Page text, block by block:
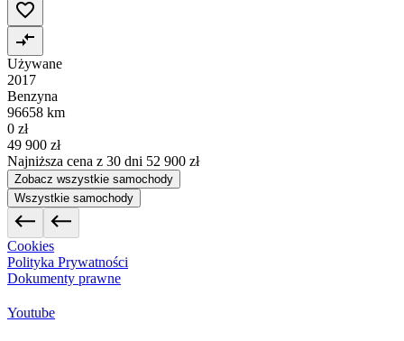
Używane
2017
Benzyna
96658 km
0 zł
49 900 zł
Najniższa cena z 30 dni 52 900 zł
Zobacz wszystkie samochody
Wszystkie samochody
Cookies
Polityka Prywatności
Dokumenty prawne
Youtube